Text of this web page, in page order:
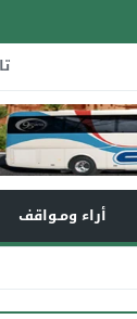
أراء ومـواقف